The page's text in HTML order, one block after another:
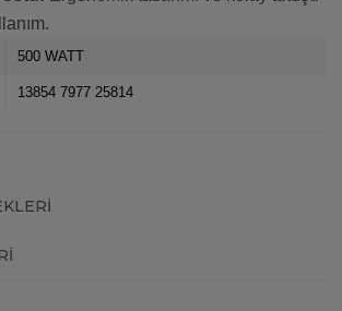
500 WATT
13854 7977 25814